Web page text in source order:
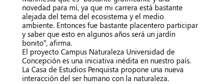
novedad para mí, ya que mi carrera está bastante
alejada del tema del ecosistema y el medio
ambiente. Entonces fue bastante placentero participar
y saber que esto en algunos años será un jardín
bonito”, afirma.
El proyecto Campus Naturaleza Universidad de
Concepción es una iniciativa inédita en nuestro país.
La Casa de Estudios Penquista propone una nueva
interacción del ser humano con la naturaleza.